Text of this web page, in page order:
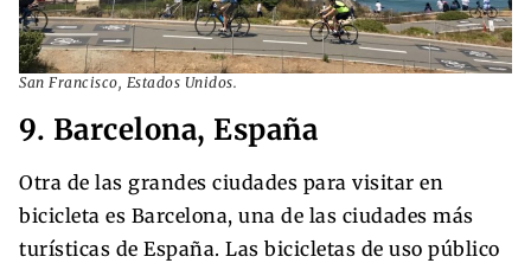
San Francisco, Estados Unidos.
9. Barcelona, España
Otra de las grandes ciudades para visitar en
bicicleta es Barcelona, una de las ciudades más
turísticas de España. Las bicicletas de uso público